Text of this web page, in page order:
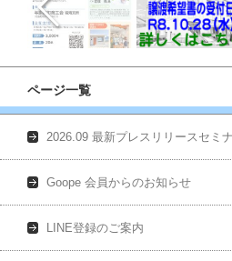
ページ一覧
2026.09 最新プレスリリースセミ
Goope 会員からのお知らせ
LINE登録のご案内